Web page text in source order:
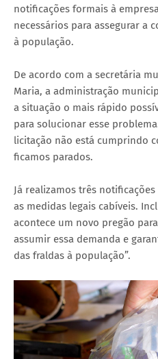
notificações formais à
necessários para assegurar a
à população.
De acordo com a secretária
Maria, a administração
a situação o mais rápido
para solucionar esse
licitação não está cumprindo
ficamos parados.
Já realizamos três
as medidas legais cabíveis.
acontece um novo pregão
assumir essa demanda e
das fraldas à população”.